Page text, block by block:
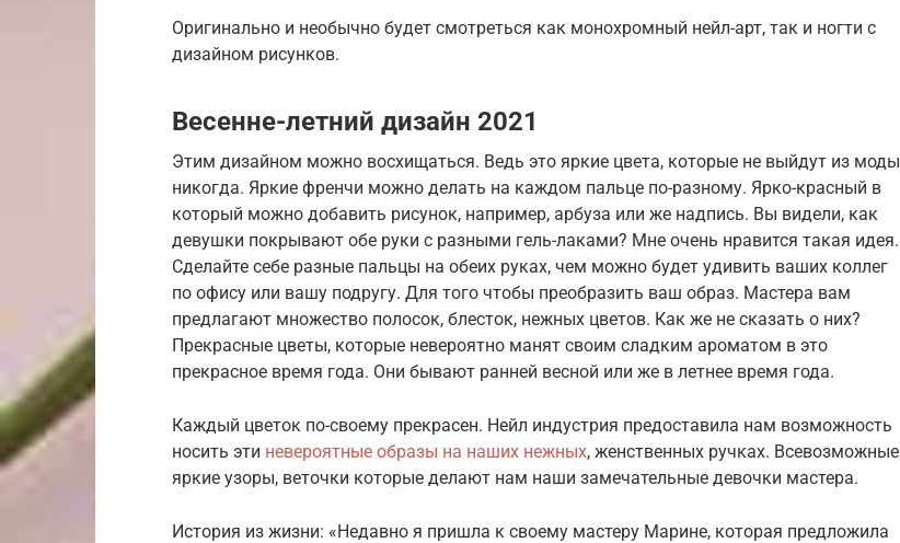
Оригинально и необычно будет смотреться как монохромный нейл-арт, так и ногти с
дизайном рисунков.
Весенне-летний дизайн 2021
Этим дизайном можно восхищаться. Ведь это яркие цвета, которые не выйдут из моды
никогда. Яркие френчи можно делать на каждом пальце по-разному. Ярко-красный в
который можно добавить рисунок, например, арбуза или же надпись. Вы видели, как
девушки покрывают обе руки с разными гель-лаками? Мне очень нравится такая идея.
Сделайте себе разные пальцы на обеих руках, чем можно будет удивить ваших коллег
по офису или вашу подругу. Для того чтобы преобразить ваш образ. Мастера вам
предлагают множество полосок, блесток, нежных цветов. Как же не сказать о них?
Прекрасные цветы, которые невероятно манят своим сладким ароматом в это
прекрасное время года. Они бывают ранней весной или же в летнее время года.
Каждый цветок по-своему прекрасен. Нейл индустрия предоставила нам возможность
носить эти невероятные образы на наших нежных, женственных ручках. Всевозможные
яркие узоры, веточки которые делают нам наши замечательные девочки мастера.
История из жизни: «Недавно я пришла к своему мастеру Марине, которая предложила